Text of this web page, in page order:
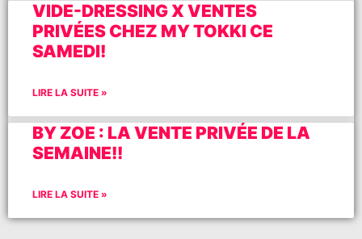
VIDE-DRESSING X VENTES
PRIVÉES CHEZ MY TOKKI CE
SAMEDI!
LIRE LA SUITE »
BY ZOE : LA VENTE PRIVÉE DE LA
SEMAINE!!
LIRE LA SUITE »